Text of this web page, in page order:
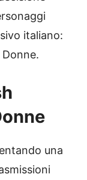
italiano:
una